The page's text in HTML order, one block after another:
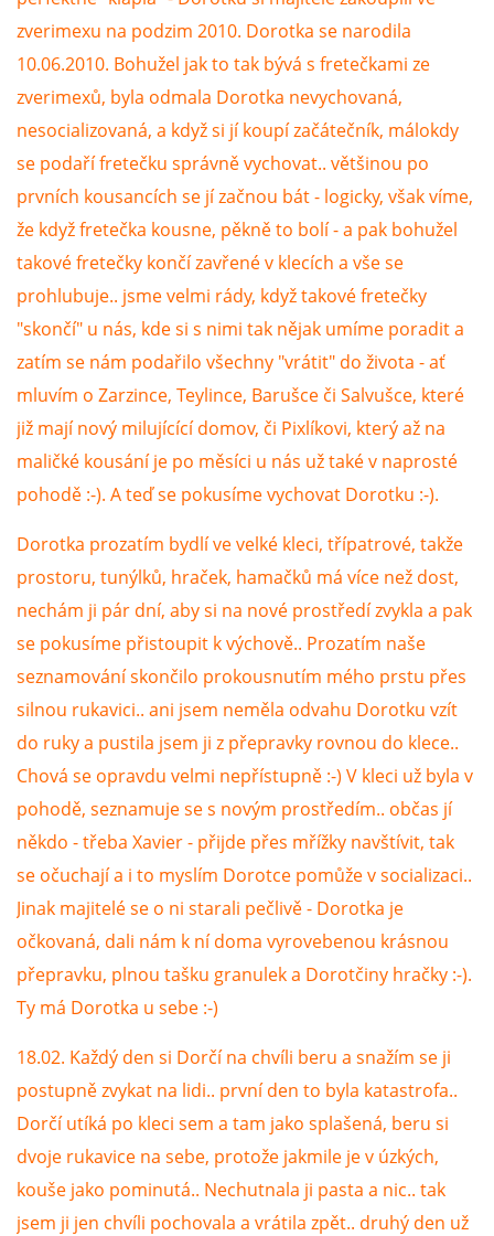
DFD - DOMOV FRETČÍCH DŮCHODCŮ
PODMÍNKY PŘEVZETÍ FRETKY.
O FRETCE
O FRETCE
PÉČE O FRETKU
CHCI SI POŘÍDIT FRETKU
VÝCHOVA FRETKY
NEMOCI FRETEK
JEDNA ČÍ VÍCE FRETEK?
KASTRACE
STRAVA
PODPORA
E - S H O P
HISTORIE 2022
O NÁS :-)
zverimexu na podzim 2010. Dorotka se narodila
10.06.2010. Bohužel jak to tak bývá s fretečkami ze
zverimexů, byla odmala Dorotka nevychovaná,
nesocializovaná, a když si jí koupí začátečník, málokdy
se podaří fretečku správně vychovat.. většinou po
prvních kousancích se jí začnou bát - logicky, však víme,
že když fretečka kousne, pěkně to bolí - a pak bohužel
takové fretečky končí zavřené v klecích a vše se
prohlubuje.. jsme velmi rády, když takové fretečky
"skončí" u nás, kde si s nimi tak nějak umíme poradit a
zatím se nám podařilo všechny "vrátit" do života - ať
mluvím o Zarzince, Teylince, Barušce či Salvušce, které
již mají nový milujícící domov, či Pixlíkovi, který až na
maličké kousání je po měsíci u nás už také v naprosté
pohodě :-). A teď se pokusíme vychovat Dorotku :-).
Dorotka prozatím bydlí ve velké kleci, třípatrové, takže
prostoru, tunýlků, hraček, hamačků má více než dost,
nechám ji pár dní, aby si na nové prostředí zvykla a pak
se pokusíme přistoupit k výchově.. Prozatím naše
seznamování skončilo prokousnutím mého prstu přes
silnou rukavici.. ani jsem neměla odvahu Dorotku vzít
do ruky a pustila jsem ji z přepravky rovnou do klece..
Chová se opravdu velmi nepřístupně :-) V kleci už byla v
pohodě, seznamuje se s novým prostředím.. občas jí
někdo - třeba Xavier - přijde přes mřížky navštívit, tak
se očuchají a i to myslím Dorotce pomůže v socializaci..
Jinak majitelé se o ni starali pečlivě - Dorotka je
očkovaná, dali nám k ní doma vyrovebenou krásnou
přepravku, plnou tašku granulek a Dorotčiny hračky :-).
Ty má Dorotka u sebe :-)
18.02. Každý den si Dorčí na chvíli beru a snažím se ji
postupně zvykat na lidi.. první den to byla katastrofa..
Dorčí utíká po kleci sem a tam jako splašená, beru si
dvoje rukavice na sebe, protože jakmile je v úzkých,
kouše jako pominutá.. Nechutnala ji pasta a nic.. tak
jsem ji jen chvíli pochovala a vrátila zpět.. druhý den už